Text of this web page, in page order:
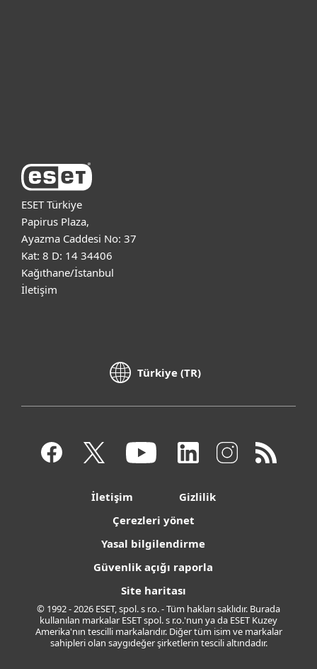
ESET Türkiye
Papirus Plaza,
Ayazma Caddesi No: 37
Kat: 8 D: 14 34406
Kağıthane/İstanbul
İletişim
Türkiye (TR)
İletişim
Gizlilik
Çerezleri yönet
Yasal bilgilendirme
Güvenlik açığı raporla
Site haritası
© 1992 - 2026 ESET, spol. s r.o. - Tüm hakları saklıdır. Burada
kullanılan markalar ESET spol. s r.o.'nun ya da ESET Kuzey
Amerika'nın tescilli markalarıdır. Diğer tüm isim ve markalar
sahipleri olan saygıdeğer şirketlerin tescili altındadır.